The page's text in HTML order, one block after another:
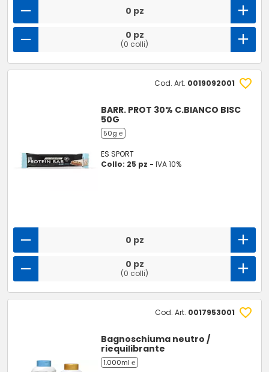
0 pz
0 pz
(0 colli)
Cod. Art. 0019092001
BARR. PROT 30% C.BIANCO BISC
50G
50g ℮
ES SPORT
Collo: 25 pz -IVA 10%
0 pz
0 pz
(0 colli)
Cod. Art. 0017953001
Bagnoschiuma neutro /
riequilibrante
1.000ml ℮